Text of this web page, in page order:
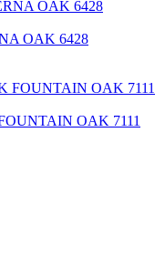
OAK 6428
OAK 7111